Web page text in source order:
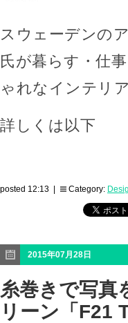
スウェーデンの
氏が暮らす・仕
ゃれなインテリ
詳しくは以下
posted 12:13 | Category:
2015年07月28日
糸巻きで写真
リーン「F21